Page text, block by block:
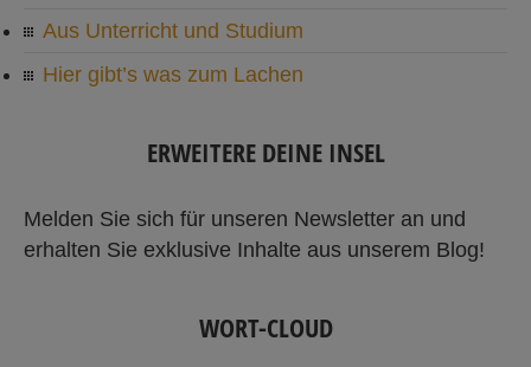
Aus Unterricht und Studium
Hier gibt’s was zum Lachen
ERWEITERE DEINE INSEL
Melden Sie sich für unseren Newsletter an und
erhalten Sie exklusive Inhalte aus unserem Blog!
WORT-CLOUD